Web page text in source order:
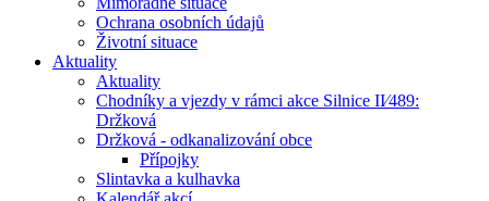
Ochrana osobních údajů
Životní situace
Aktuality
Aktuality
Chodníky a vjezdy v rámci akce Silnice II⁄489:
Držková
Držková - odkanalizování obce
Přípojky
Slintavka a kulhavka